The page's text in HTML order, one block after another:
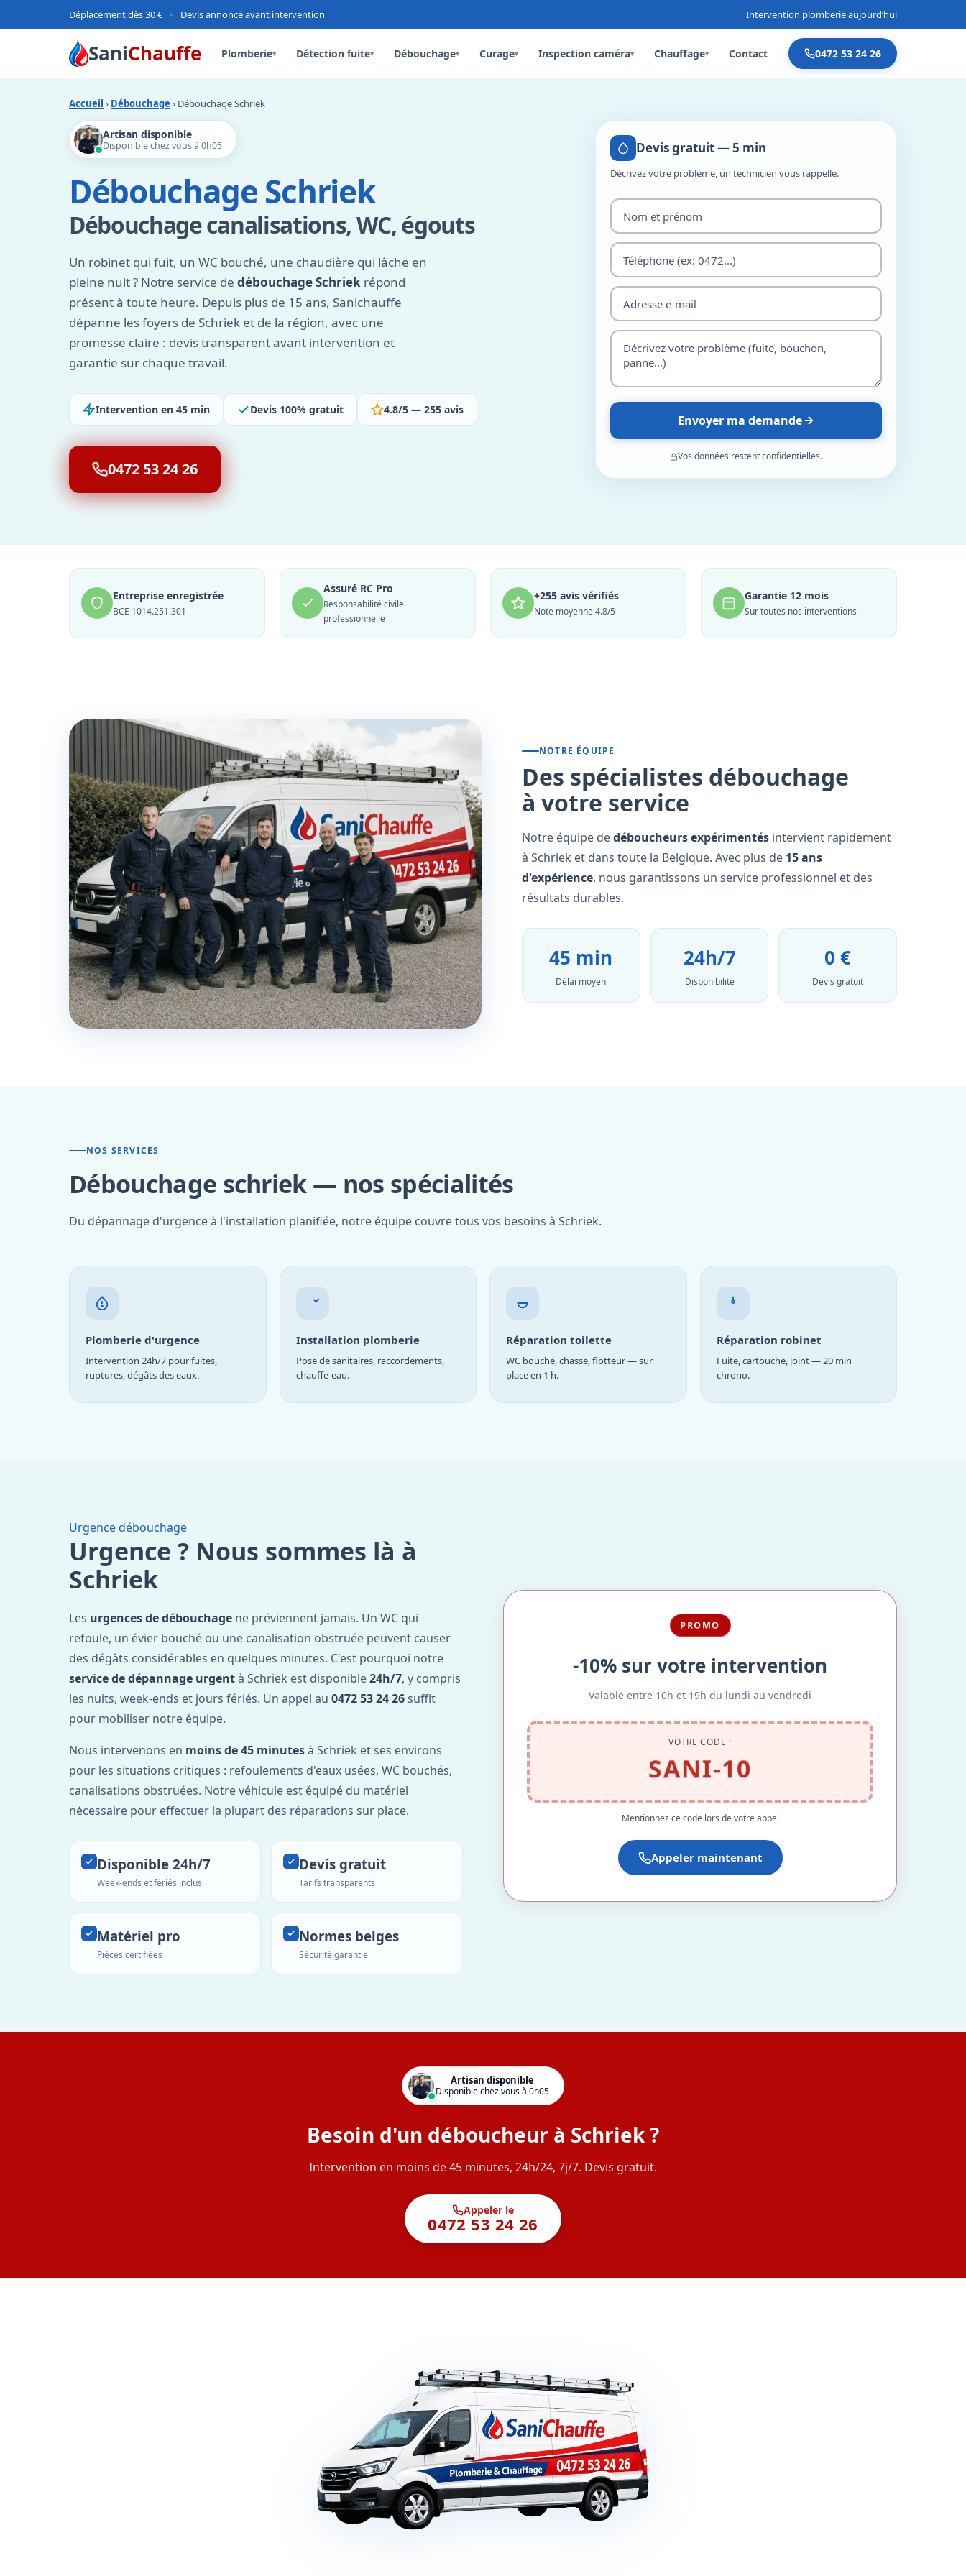
Déplacement dès 30 € • Devis annoncé avant intervention Intervention plomberie aujourd’hui
SaniChauffe Plomberie▾ Détection fuite▾ Débouchage▾ Curage▾ Inspection caméra▾ Chauffage▾ Contact 0472 53 24 26
Accueil › Débouchage › Débouchage Schriek
Artisan disponible
Disponible chez vous à 0h05
Débouchage Schriek
Débouchage canalisations, WC, égouts
Un robinet qui fuit, un WC bouché, une chaudière qui lâche en
pleine nuit ? Notre service de débouchage Schriek répond
présent à toute heure. Depuis plus de 15 ans, Sanichauffe
dépanne les foyers de Schriek et de la région, avec une
promesse claire : devis transparent avant intervention et
garantie sur chaque travail.
Intervention en 45 min Devis 100% gratuit 4.8/5 — 255 avis
0472 53 24 26
Devis gratuit — 5 min
Décrivez votre problème, un technicien vous rappelle.
Envoyer ma demande
Vos données restent confidentielles.
Entreprise enregistrée
BCE 1014.251.301
Assuré RC Pro
Responsabilité civile
professionnelle
+255 avis vérifiés
Note moyenne 4.8/5
Garantie 12 mois
Sur toutes nos interventions
NOTRE ÉQUIPE
Des spécialistes débouchage
à votre service
Notre équipe dedéboucheurs expérimentés intervient rapidement
à Schriek et dans toute la Belgique. Avec plus de 15 ans
d'expérience, nous garantissons un service professionnel et des
résultats durables.
45 min
Délai moyen
24h/7
Disponibilité
0 €
Devis gratuit
NOS SERVICES
Débouchage schriek — nos spécialités
Du dépannage d'urgence à l'installation planifiée, notre équipe couvre tous vos besoins à Schriek.
Plomberie d'urgence
Intervention 24h/7 pour fuites,
ruptures, dégâts des eaux.
Installation plomberie
Pose de sanitaires, raccordements,
chauffe-eau.
Réparation toilette
WC bouché, chasse, flotteur — sur
place en 1 h.
Réparation robinet
Fuite, cartouche, joint — 20 min
chrono.
Urgence débouchage
Urgence ? Nous sommes là à
Schriek
Les urgences de débouchage ne préviennent jamais. Un WC qui
refoule, un évier bouché ou une canalisation obstruée peuvent causer
des dégâts considérables en quelques minutes. C'est pourquoi notre
service de dépannage urgentà Schriek est disponible24h/7, y compris
les nuits, week-ends et jours fériés. Un appel au 0472 53 24 26suffit
pour mobiliser notre équipe.
Nous intervenons en moins de 45 minutesà Schriek et ses environs
pour les situations critiques : refoulements d'eaux usées, WC bouchés,
canalisations obstruées. Notre véhicule est équipé du matériel
nécessaire pour effectuer la plupart des réparations sur place.
Disponible 24h/7
Week-ends et fériés inclus
Devis gratuit
Tarifs transparents
Matériel pro
Pièces certifiées
Normes belges
Sécurité garantie
PROMO
-10% sur votre intervention
Valable entre 10h et 19h du lundi au vendredi
VOTRE CODE :
SANI-10
Mentionnez ce code lors de votre appel
Appeler maintenant
Artisan disponible
Disponible chez vous à 0h05
Besoin d'un déboucheur à Schriek ?
Intervention en moins de 45 minutes, 24h/24, 7j/7. Devis gratuit.
Appeler le
0472 53 24 26